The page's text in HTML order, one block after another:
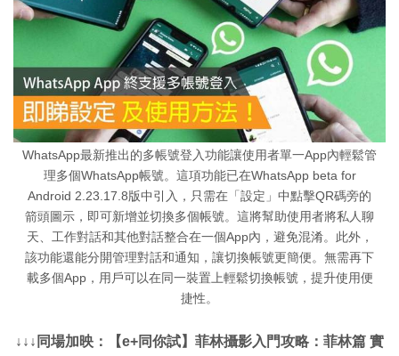
WhatsApp最新推出的多帳號登入功能讓使用者單一App內輕鬆管
理多個WhatsApp帳號。這項功能已在WhatsApp beta for
Android 2.23.17.8版中引入，只需在「設定」中點擊QR碼旁的
箭頭圖示，即可新增並切換多個帳號。這將幫助使用者將私人聊
天、工作對話和其他對話整合在一個App內，避免混淆。此外，
該功能還能分開管理對話和通知，讓切換帳號更簡便。無需再下
載多個App，用戶可以在同一裝置上輕鬆切換帳號，提升使用便
捷性。
↓↓↓同場加映：【e+同你試】菲林攝影入門攻略：菲林篇 實